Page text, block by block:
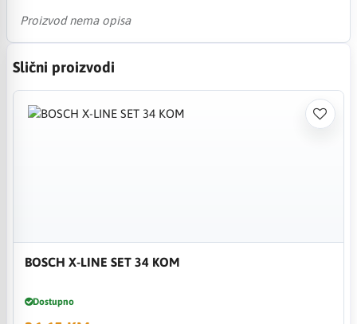
Proizvod nema opisa
Slični proizvodi
BOSCH X-LINE SET 34 KOM
Dostupno